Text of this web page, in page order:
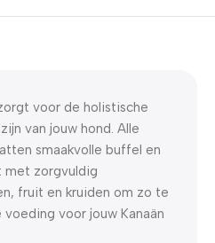
voor de holistische
van jouw hond. Alle
smaakvolle buffel en
met zorgvuldig
fruit en kruiden om zo te
voor jouw Kanaän